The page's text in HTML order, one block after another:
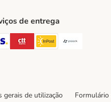
Method
de entrega
GLS Shipping Method
CTTExpress Shipping
InPost Shipping
Paack
gerais de utilização Formulário